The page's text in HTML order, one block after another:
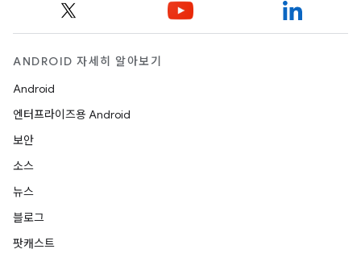
ANDROID 자세히 알아보기
Android
엔터프라이즈용 Android
보안
소스
뉴스
블로그
팟캐스트